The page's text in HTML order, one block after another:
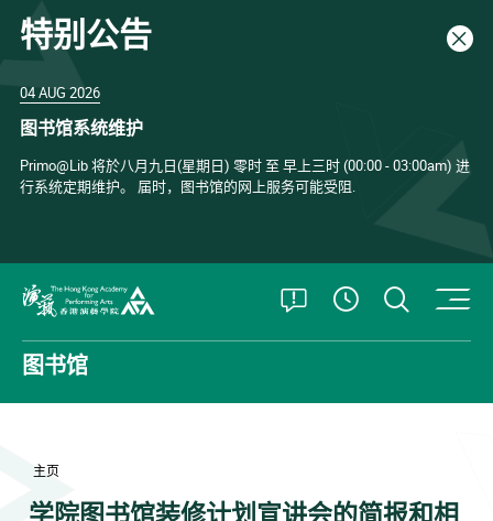
特别公告 关闭
04 AUG 2026
图书馆系统维护
Primo@Lib 将於八月九日(星期日) 零时 至 早上三时 (00:00 - 03:00am) 进
行系统定期维护。 届时，图书馆的网上服务可能受阻.
打开特别公告
查看開放時
打开
图书馆
主页
学院图书馆装修计划宣讲会的简报和相